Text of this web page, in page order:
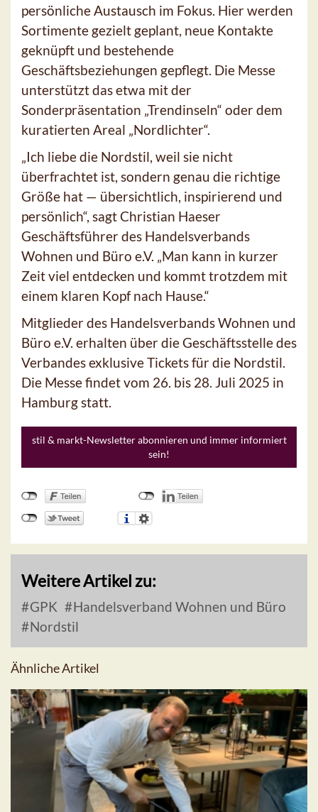
persönliche Austausch im Fokus. Hier werden
Sortimente gezielt geplant, neue Kontakte
geknüpft und bestehende
Geschäftsbeziehungen gepflegt. Die Messe
unterstützt das etwa mit der
Sonderpräsentation „Trendinseln“ oder dem
kuratierten Areal „Nordlichter“.
„Ich liebe die Nordstil, weil sie nicht
überfrachtet ist, sondern genau die richtige
Größe hat — übersichtlich, inspirierend und
persönlich“, sagt Christian Haeser
Geschäftsführer des Handelsverbands
Wohnen und Büro e.V. „Man kann in kurzer
Zeit viel entdecken und kommt trotzdem mit
einem klaren Kopf nach Hause.“
Mitglieder des Handelsverbands Wohnen und
Büro e.V. erhalten über die Geschäftsstelle des
Verbandes exklusive Tickets für die Nordstil.
Die Messe findet vom 26. bis 28. Juli 2025 in
Hamburg statt.
stil & markt-Newsletter abonnieren und immer informiert
sein!
Weitere Artikel zu:
GPK
Handelsverband Wohnen und Büro
Nordstil
Ähnliche Artikel